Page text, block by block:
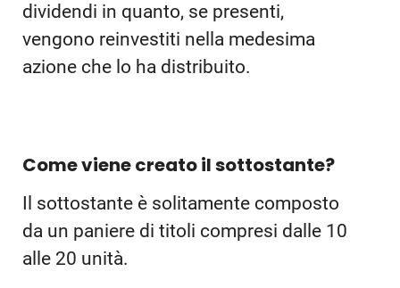
dividendi in quanto, se presenti,
vengono reinvestiti nella medesima
azione che lo ha distribuito.
Come viene creato il sottostante?
Il sottostante è solitamente composto
da un paniere di titoli compresi dalle 10
alle 20 unità.